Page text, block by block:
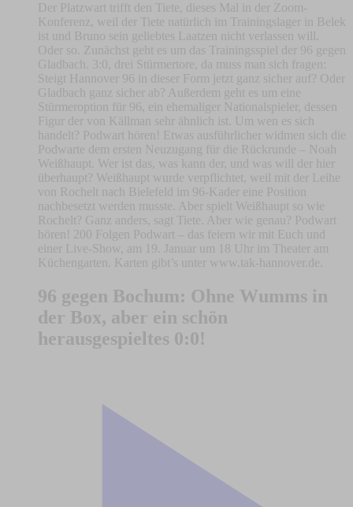
Der Platzwart trifft den Tiete, dieses Mal in der Zoom-
Konferenz, weil der Tiete natürlich im Trainingslager in Belek
ist und Bruno sein geliebtes Laatzen nicht verlassen will.
Oder so. Zunächst geht es um das Trainingsspiel der 96 gegen
Gladbach. 3:0, drei Stürmertore, da muss man sich fragen:
Steigt Hannover 96 in dieser Form jetzt ganz sicher auf? Oder
Gladbach ganz sicher ab? Außerdem geht es um eine
Stürmeroption für 96, ein ehemaliger Nationalspieler, dessen
Figur der von Källman sehr ähnlich ist. Um wen es sich
handelt? Podwart hören! Etwas ausführlicher widmen sich die
Podwarte dem ersten Neuzugang für die Rückrunde – Noah
Weißhaupt. Wer ist das, was kann der, und was will der hier
überhaupt? Weißhaupt wurde verpflichtet, weil mit der Leihe
von Rochelt nach Bielefeld im 96-Kader eine Position
nachbesetzt werden musste. Aber spielt Weißhaupt so wie
Rochelt? Ganz anders, sagt Tiete. Aber wie genau? Podwart
hören! 200 Folgen Podwart – das feiern wir mit Euch und
einer Live-Show, am 19. Januar um 18 Uhr im Theater am
Küchengarten. Karten gibt’s unter www.tak-hannover.de.
96 gegen Bochum: Ohne Wumms in
der Box, aber ein schön
herausgespieltes 0:0!